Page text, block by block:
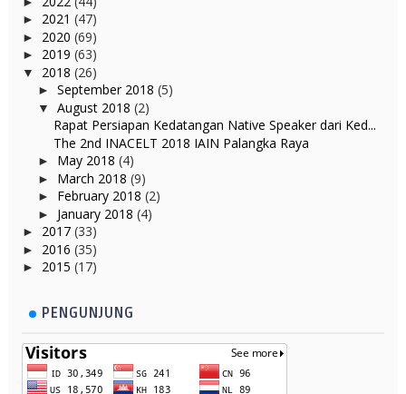
► 2021 (47)
► 2020 (69)
► 2019 (63)
▼ 2018 (26)
► September 2018 (5)
▼ August 2018 (2)
Rapat Persiapan Kedatangan Native Speaker dari Ked...
The 2nd INACELT 2018 IAIN Palangka Raya
► May 2018 (4)
► March 2018 (9)
► February 2018 (2)
► January 2018 (4)
► 2017 (33)
► 2016 (35)
► 2015 (17)
PENGUNJUNG